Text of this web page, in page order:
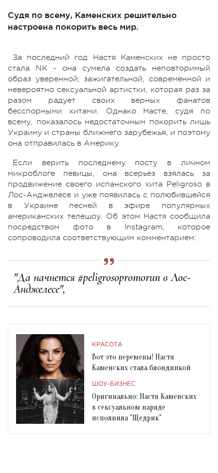
Судя по всему, Каменских решительно
настроена покорить весь мир.
За последний год Настя Каменских не просто
стала NK - она сумела создать неповторимый
образ уверенной, зажигательной, современной и
невероятно сексуальной артистки, которая раз за
разом радует своих верных фанатов
бесспорными хитами. Однако Насте, судя по
всему, показалось недостаточным покорить лишь
Украину и страны ближнего зарубежья, и поэтому
она отправилась в Америку.
Если верить последнему посту в личном
микроблоге певицы, она всерьез взялась за
продвижение своего испанского хита Peligroso в
Лос-Анджелесе и уже появилась с полюбившейся
в Украине песней в эфире популярных
американских телешоу. Об этом Настя сообщила
посредством фото в Instagram, которое
сопроводила соответствующим комментарием:
"Да начнется #peligrosopromorun в Лос-
Анджелесе",
КРАСОТА
Вот это перемены! Настя
Каменских стала блондинкой
ШОУ-БИЗНЕС
Оригинально: Настя Каменских
в сексуальном наряде
исполнила "Щедрик"